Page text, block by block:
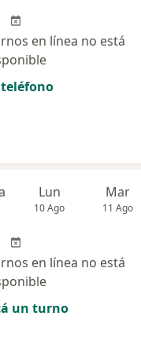
en línea no está
Lun
10 Ago
Mar
11 Ago
en línea no está
un turno